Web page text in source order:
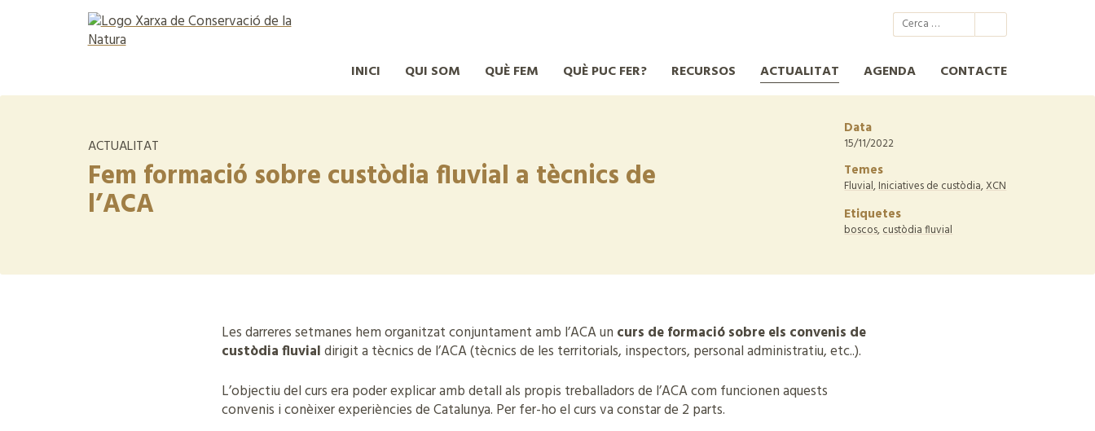
Xarxa per a la Conservació de la Natura
INICI QUI SOM QUÈ FEM QUÈ PUC FER? RECURSOS ACTUALITAT AGENDA CONTACTE
ACTUALITAT
Fem formació sobre custòdia fluvial a tècnics de
l’ACA
Data
15/11/2022
Temes
Fluvial,Iniciatives de custòdia,XCN
Etiquetes
boscos,custòdia fluvial
Les darreres setmanes hem organitzat conjuntament amb l’ACA un curs de formació sobre els convenis de
custòdia fluvialdirigit a tècnics de l’ACA (tècnics de les territorials, inspectors, personal administratiu, etc..).
L’objectiu del curs era poder explicar amb detall als propis treballadors de l’ACA com funcionen aquests
convenis i conèixer experiències de Catalunya. Per fer-ho el curs va constar de 2 parts.